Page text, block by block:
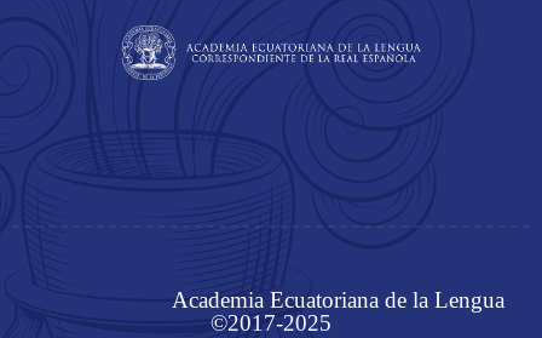
Academia Ecuatoriana de la Lengua
©2017-2025